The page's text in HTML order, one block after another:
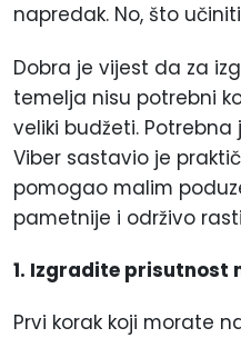
napredak. No, što
Dobra je vijest da za
temelja nisu potrebni
veliki budžeti. Potrebna
Viber sastavio je
pomogao malim
pametnije i održivo
1. Izgradite prisutnost
Prvi korak koji morate